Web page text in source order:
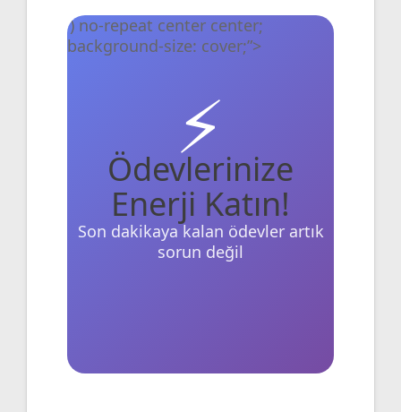
‘) no-repeat center center;
background-size: cover;”>
⚡
Ödevlerinize
Enerji Katın!
Son dakikaya kalan ödevler artık
sorun değil